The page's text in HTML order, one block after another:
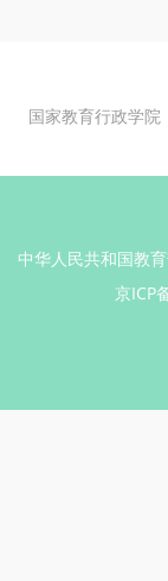
国家教育行政学院
中华人民共和国教
京ICP